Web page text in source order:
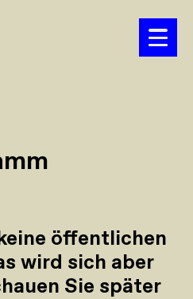
öffentlichen
wird sich aber
Sie später